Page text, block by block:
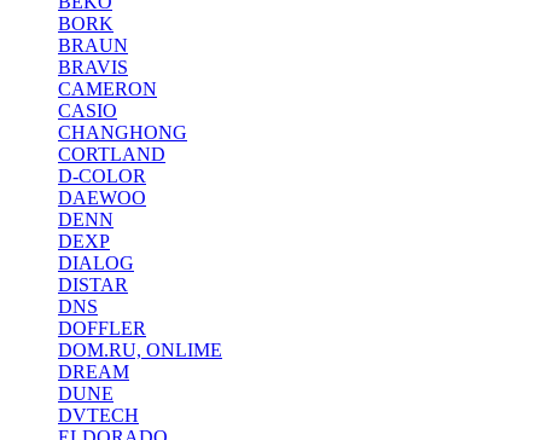
BORK
BRAUN
BRAVIS
CAMERON
CASIO
CHANGHONG
CORTLAND
D-COLOR
DAEWOO
DENN
DEXP
DIALOG
DISTAR
DNS
DOFFLER
DOM.RU, ONLIME
DREAM
DUNE
DVTECH